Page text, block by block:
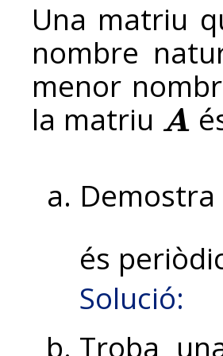
Una matriu
nombre
menor
la matriu A
A
és
Solució:
Troba